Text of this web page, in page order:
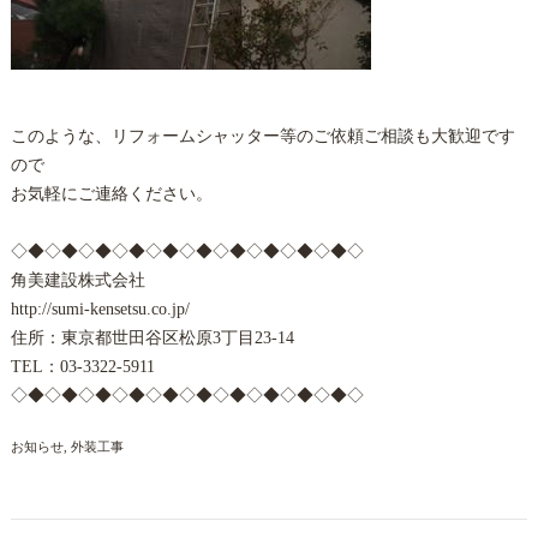
このような、リフォームシャッター等のご依頼ご相談も大歓迎です
ので
お気軽にご連絡ください。
◇◆◇◆◇◆◇◆◇◆◇◆◇◆◇◆◇◆◇◆◇
角美建設株式会社
http://sumi-kensetsu.co.jp/
住所：東京都世田谷区松原3丁目23-14
TEL：03-3322-5911
◇◆◇◆◇◆◇◆◇◆◇◆◇◆◇◆◇◆◇◆◇
お知らせ 外装工事